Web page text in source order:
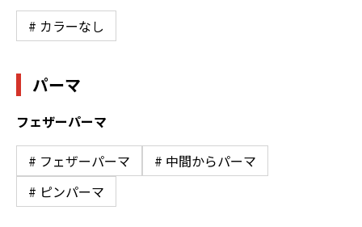
# カラーなし
パーマ
フェザーパーマ
# フェザーパーマ
# 中間からパーマ
# ピンパーマ